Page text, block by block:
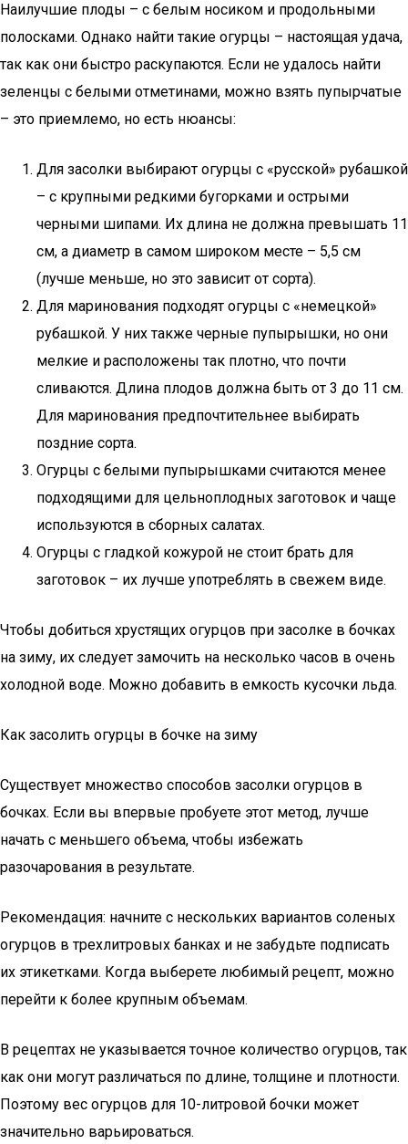
Наилучшие плоды – с белым носиком и продольными
полосками. Однако найти такие огурцы – настоящая удача,
так как они быстро раскупаются. Если не удалось найти
зеленцы с белыми отметинами, можно взять пупырчатые
– это приемлемо, но есть нюансы:
Для засолки выбирают огурцы с «русской» рубашкой
– с крупными редкими бугорками и острыми
черными шипами. Их длина не должна превышать 11
см, а диаметр в самом широком месте – 5,5 см
(лучше меньше, но это зависит от сорта).
Для маринования подходят огурцы с «немецкой»
рубашкой. У них также черные пупырышки, но они
мелкие и расположены так плотно, что почти
сливаются. Длина плодов должна быть от 3 до 11 см.
Для маринования предпочтительнее выбирать
поздние сорта.
Огурцы с белыми пупырышками считаются менее
подходящими для цельноплодных заготовок и чаще
используются в сборных салатах.
Огурцы с гладкой кожурой не стоит брать для
заготовок – их лучше употреблять в свежем виде.
Чтобы добиться хрустящих огурцов при засолке в бочках
на зиму, их следует замочить на несколько часов в очень
холодной воде. Можно добавить в емкость кусочки льда.
Как засолить огурцы в бочке на зиму
Существует множество способов засолки огурцов в
бочках. Если вы впервые пробуете этот метод, лучше
начать с меньшего объема, чтобы избежать
разочарования в результате.
Рекомендация: начните с нескольких вариантов соленых
огурцов в трехлитровых банках и не забудьте подписать
их этикетками. Когда выберете любимый рецепт, можно
перейти к более крупным объемам.
В рецептах не указывается точное количество огурцов, так
как они могут различаться по длине, толщине и плотности.
Поэтому вес огурцов для 10-литровой бочки может
значительно варьироваться.